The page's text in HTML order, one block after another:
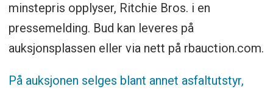
minstepris opplyser, Ritchie Bros. i en
pressemelding. Bud kan leveres på
auksjonsplassen eller via nett på rbauction.com.
På auksjonen selges blant annet asfaltutstyr,